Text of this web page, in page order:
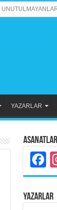
YAZARLAR
Asanatlar
YAZARLAR